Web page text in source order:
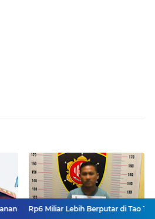
Terbongkar! Modus Baru
Lebih Berputar di Tao Toba Joujou, Siapa